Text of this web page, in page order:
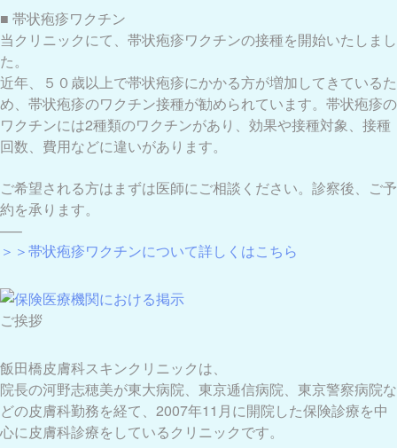
■ 帯状疱疹ワクチン
当クリニックにて、帯状疱疹ワクチンの接種を開始いたしまし
た。
近年、５０歳以上で帯状疱疹にかかる方が増加してきているた
め、帯状疱疹のワクチン接種が勧められています。帯状疱疹の
ワクチンには2種類のワクチンがあり、効果や接種対象、接種
回数、費用などに違いがあります。
ご希望される方はまずは医師にご相談ください。診察後、ご予
約を承ります。
—–
＞＞帯状疱疹ワクチンについて詳しくはこちら
ご挨拶
飯田橋皮膚科スキンクリニックは、
院長の河野志穂美が東大病院、東京逓信病院、東京警察病院な
どの皮膚科勤務を経て、2007年11月に開院した保険診療を中
心に皮膚科診療をしているクリニックです。